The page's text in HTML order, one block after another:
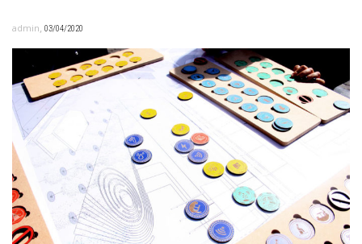
admin, 03/04/2020